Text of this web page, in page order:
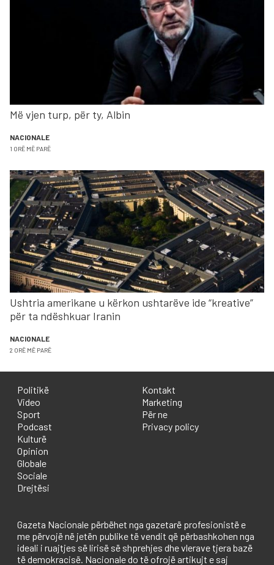
Më vjen turp, për ty, Albin
NACIONALE
1 ORË MË PARË
Ushtria amerikane u kërkon ushtarëve ide “kreative”
për ta ndëshkuar Iranin
NACIONALE
2 ORË MË PARË
Politikë
Video
Sport
Podcast
Kulturë
Opinion
Globale
Sociale
Drejtësi
Kontakt
Marketing
Për ne
Privacy policy
Gazeta Nacionale përbëhet nga gazetarë profesionistë e
me përvojë në jetën publike të vendit që përbashkohen nga
ideali i ruajtjes së lirisë së shprehjes dhe vlerave tjera bazë
të demokracisë. Nacionale do të ofrojë artikujt e saj